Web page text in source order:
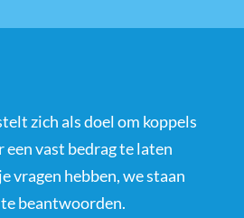
zich als doel om koppels
een vast bedrag te laten
vragen hebben, we staan
beantwoorden.